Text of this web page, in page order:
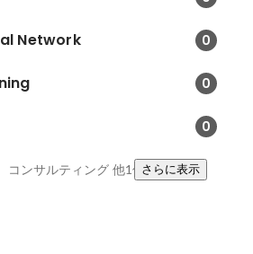
Network 0
0
0
コンサルティング 他1件さらに表示